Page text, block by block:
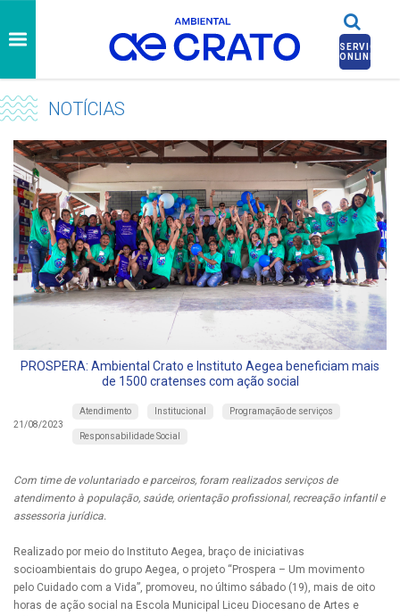
SERVIÇOS
ONLINE
NOTÍCIAS
PROSPERA: Ambiental Crato e Instituto Aegea beneficiam mais
de 1500 cratenses com ação social
21/08/2023
Atendimento Institucional Programação de serviços
Responsabilidade Social
Com time de voluntariado e parceiros, foram realizados serviços de
atendimento à população, saúde, orientação profissional, recreação infantil e
assessoria jurídica.
Realizado por meio do Instituto Aegea, braço de iniciativas
socioambientais do grupo Aegea, o projeto “Prospera – Um movimento
pelo Cuidado com a Vida”, promoveu, no último sábado (19), mais de oito
horas de ação social na Escola Municipal Liceu Diocesano de Artes e